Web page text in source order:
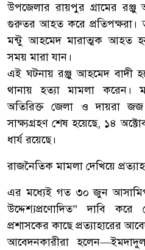
উপজেলার রায়পুর গ্রামের
গুরুতর আহত করে প্রতিপক্ষরা।
মন্টু আহমেদ মারাত্মক আহত
সময় মারা যান।
এই ঘটনায় রঞ্জু আহমেদ বাদী
থানায় হত্যা মামলা করেন।
অতিরিক্ত জেলা ও দায়রা
সাক্ষ্যগ্রহণ শেষ হয়েছে, ১৪
ধার্য রয়েছে।
রাজনৈতিক মামলা দেখিয়ে
এর মধ্যেই গত ৩০ জুন
উদ্দেশ্যপ্রণোদিত” দাবি করে
প্রশাসকের কাছে প্রত্যাহারের
আবেদনকারীরা